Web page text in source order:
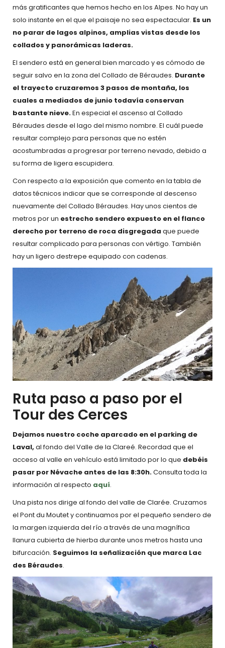
más gratificantes que hemos hecho en los Alpes. No hay un
solo instante en el que el paisaje no sea espectacular. Es un
no parar de lagos alpinos, amplias vistas desde los
collados y panorámicas laderas.
El sendero está en general bien marcado y es cómodo de
seguir salvo en la zona del Collado de Béraudes. Durante
el trayecto cruzaremos 3 pasos de montaña, los
cuales a mediados de junio todavía conservan
bastante nieve.En especial el ascenso al Collado
Béraudes desde el lago del mismo nombre. El cuál puede
resultar complejo para personas que no estén
acostumbradas a progresar por terreno nevado, debido a
su forma de ligera escupidera.
Con respecto a la exposición que comento en la tabla de
datos técnicos indicar que se corresponde al descenso
nuevamente del Collado Béraudes. Hay unos cientos de
metros por un estrecho sendero expuesto en el flanco
derecho por terreno de roca disgregada que puede
resultar complicado para personas con vértigo. También
hay un ligero destrepe equipado con cadenas.
Ruta paso a paso por el
Tour des Cerces
Dejamos nuestro coche aparcado en el parking de
Laval, al fondo del Valle de la Clareé. Recordad que el
acceso al valle en vehículo está limitado por lo que debéis
pasar por Névache antes de las 8:30h.Consulta toda la
información al respecto aquí.
Una pista nos dirige al fondo del valle de Clarée. Cruzamos
el Pont du Moutet y continuamos por el pequeño sendero de
la margen izquierda del río a través de una magnífica
llanura cubierta de hierba durante unos metros hasta una
bifurcación. Seguimos la señalización que marca Lac
des Béraudes.